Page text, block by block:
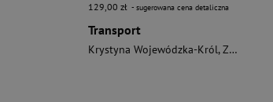
129,00 zł - sugerowana cena detaliczna
Transport
Krystyna Wojewódzka-Król,Załoga Elżbieta